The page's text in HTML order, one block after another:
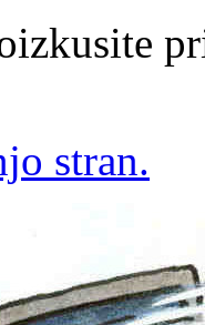
stran.